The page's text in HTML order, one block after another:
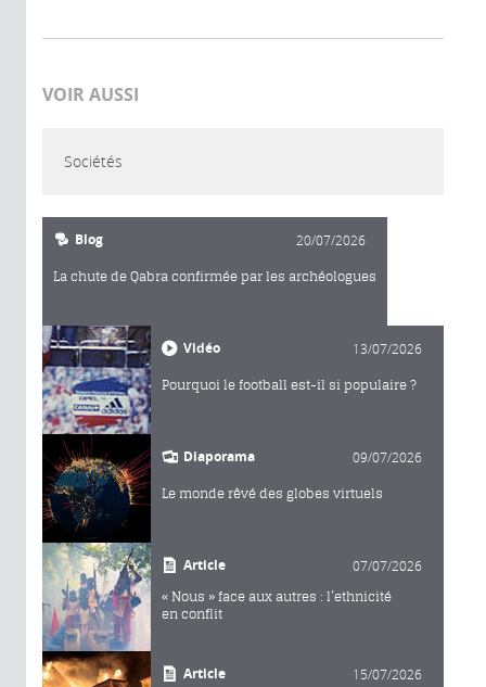
VOIR AUSSI
Sociétés
Blog 20/07/2026
La chute de Qabra confirmée par les archéologues
Vidéo 13/07/2026
Pourquoi le football est-il si populaire ?
Diaporama 09/07/2026
Le monde rêvé des globes virtuels
Article 07/07/2026
« Nous » face aux autres : l’ethnicité
en conflit
Article 15/07/2026